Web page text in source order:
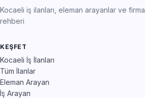
Kocaeli iş ilanları, eleman arayanlar ve firma
rehberi
KEŞFET
Kocaeli İş İlanları
Tüm İlanlar
Eleman Arayan
İş Arayan